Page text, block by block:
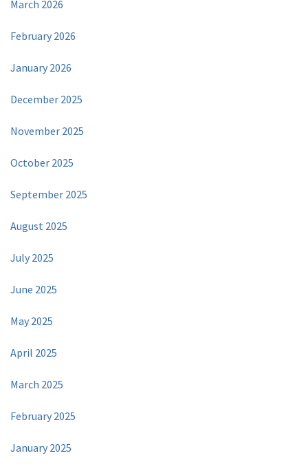
March 2026
February 2026
January 2026
December 2025
November 2025
October 2025
September 2025
August 2025
July 2025
June 2025
May 2025
April 2025
March 2025
February 2025
January 2025